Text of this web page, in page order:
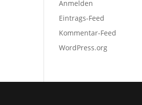
Anmelden
Eintrags-Feed
Kommentar-Feed
WordPress.org